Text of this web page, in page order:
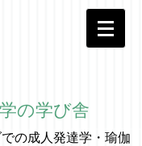
の学び舎
での成人発達学・ 瑜伽